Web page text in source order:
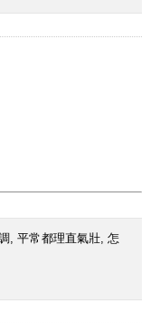
, 平常都理直氣壯, 怎